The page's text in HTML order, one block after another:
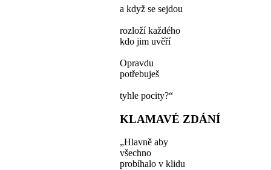
a když se sejdou
rozloží každého
kdo jim uvěří
Opravdu
potřebuješ
tyhle pocity?“
KLAMAVÉ ZDÁNÍ
„Hlavně aby
všechno
probíhalo v klidu